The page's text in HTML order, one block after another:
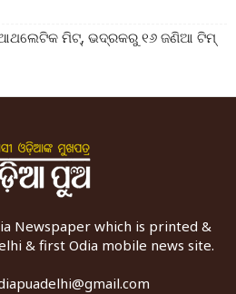
ମିଟ୍‌, ଭଦ୍ରକରୁ ୧୬ ଜଣିଆ ଟିମ୍
Newspaper which is printed &
& first Odia mobile news site.